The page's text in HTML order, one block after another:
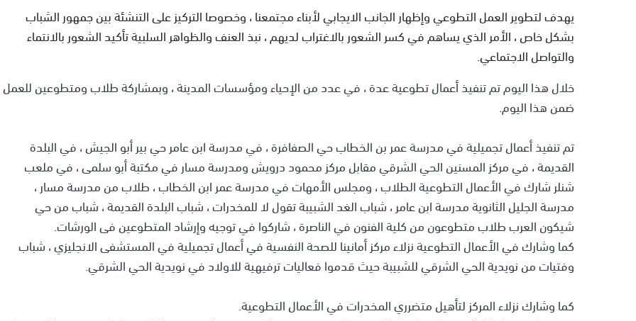
يهدف لتطوير العمل التطوعي وإظهار الجانب الايجابي لأبناء مجتمعنا ، وخصوصا التركيز على التنشئة بين جمهور الشباب
بشكل خاص ، الأمر الذي يساهم في كسر الشعور بالاغتراب لديهم ، نبذ العنف والظواهر السلبية تأكيد الشعور بالانتماء
والتواصل الاجتماعي.
خلال هذا اليوم تم تنفيذ أعمال تطوعية عدة ، في عدد من الإحياء ومؤسسات المدينة ، وبمشاركة طلاب ومتطوعين للعمل
ضمن هذا اليوم.
تم تنفيذ أعمال تجميلية في مدرسة عمر بن الخطاب حي الصفافرة ، في مدرسة ابن عامر حي بير أبو الجيش ، في البلدة
القديمة ، في مركز المسنين الحي الشرقي مقابل مركز محمود درويش ومدرسة مسار في مكتبة أبو سلمى ، في ملعب
شنلر شارك في الأعمال التطوعية الطلاب ، ومجلس الأمهات في مدرسة عمر ابن الخطاب ، طلاب من مدرسة مسار ،
مدرسة الجليل الثانوية مدرسة ابن عامر ، شباب الغد الشبيبة تقول لا للمخدرات ، شباب البلدة القديمة ، شباب من حي
شيكون العرب طلاب متطوعون من كلية الفنون في الناصرة ، شاركوا في توجيه وإرشاد المتطوعين فى الورشات.
كما وشارك في الأعمال التطوعية نزلاء مركز أمانينا للصحة النفسية في أعمال تجميلية في المستشفى الانجليزي ، شباب
وفتيات من نويدية الحي الشرقي للشبيبة حيث قدموا فعاليات ترفيهية للاولاد في نويدية الحي الشرقي.
كما وشارك نزلاء المركز لتأهيل متضرري المخدرات في الأعمال التطوعية.